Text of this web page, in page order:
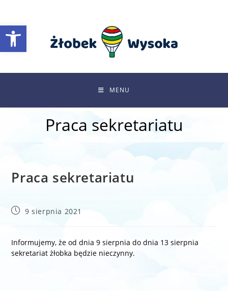
Otwórz pasek narzędzi
content
MENU
Praca sekretariatu
Praca sekretariatu
Post9 sierpnia 2021
Informujemy, że od dnia 9 sierpnia do dnia 13 sierpnia
sekretariat żłobka będzie nieczynny.